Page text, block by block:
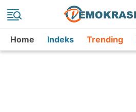
Home Indeks Trending